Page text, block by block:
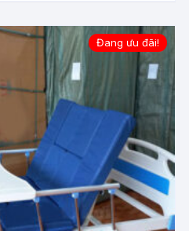
Đang ưu đãi!